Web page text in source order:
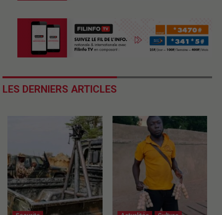
LES DERNIERS ARTICLES